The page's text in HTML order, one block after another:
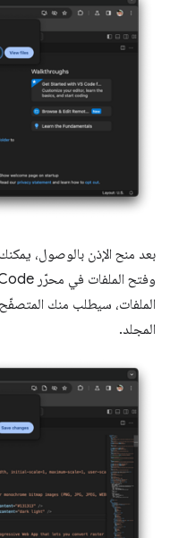
بعد منح الإذن بالوصول،
الملفات، سيطلب منك
المجلد.